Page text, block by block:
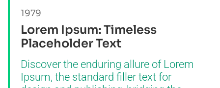
1979
Lorem Ipsum: Timeless
Placeholder Text
Discover the enduring allure of Lorem
Ipsum, the standard filler text for